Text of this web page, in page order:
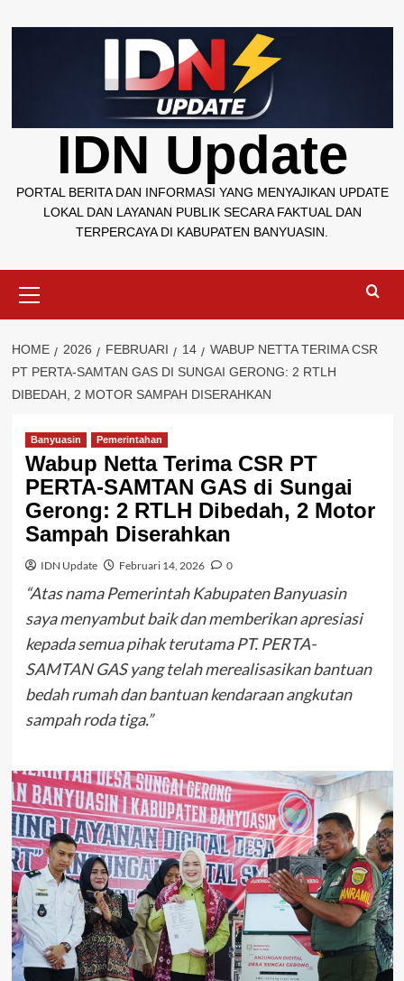
to
IDN Update
PORTAL BERITA DAN INFORMASI YANG MENYAJIKAN UPDATE
LOKAL DAN LAYANAN PUBLIK SECARA FAKTUAL DAN
TERPERCAYA DI KABUPATEN BANYUASIN.
Menu
HOME 2026 FEBRUARI 14
WABUP NETTA TERIMA CSR
PT PERTA-SAMTAN GAS DI SUNGAI GERONG: 2 RTLH
DIBEDAH, 2 MOTOR SAMPAH DISERAHKAN
Banyuasin Pemerintahan
Wabup Netta Terima CSR PT
PERTA-SAMTAN GAS di Sungai
Gerong: 2 RTLH Dibedah, 2 Motor
Sampah Diserahkan
IDN Update Februari 14, 2026 0
“Atas nama Pemerintah Kabupaten Banyuasin
saya menyambut baik dan memberikan apresiasi
kepada semua pihak terutama PT. PERTA-
SAMTAN GAS yang telah merealisasikan bantuan
bedah rumah dan bantuan kendaraan angkutan
sampah roda tiga.”